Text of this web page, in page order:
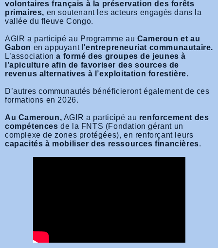
volontaires français à la préservation des forêts
primaires, en soutenant les acteurs engagés dans la
vallée du fleuve Congo.
AGIR a participé au Programme au Cameroun et au
Gabon en appuyant l'entrepreneuriat communautaire.
L’association a formé des groupes de jeunes à
l’apiculture afin de favoriser des sources de
revenus alternatives à l’exploitation forestière.
D’autres communautés bénéficieront également de ces
formations en 2026.
Au Cameroun, AGIR a participé au renforcement des
compétencesde la FNTS (Fondation gérant un
complexe de zones protégées), en renforçant leurs
capacités à mobiliser des ressources financières.